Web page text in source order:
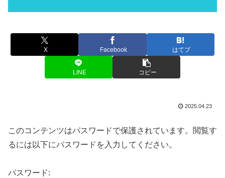
X Facebook はてブ
LINE コピー
2025.04.23
このコンテンツはパスワードで保護されています。閲覧す
るには以下にパスワードを入力してください。
パスワード: